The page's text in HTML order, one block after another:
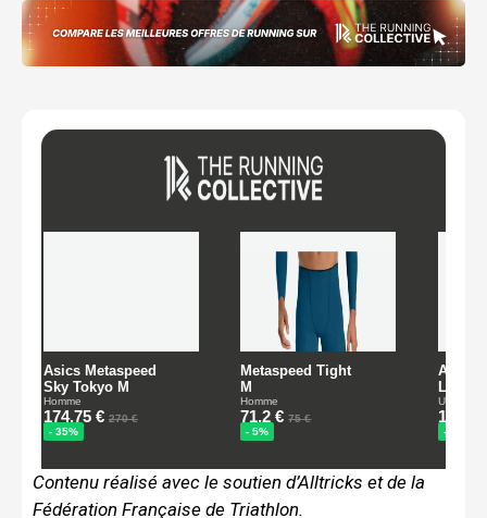
Contenu réalisé avec le soutien d’Alltricks et de la
Fédération Française de Triathlon.